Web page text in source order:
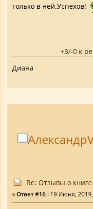
только в ней.Успехов!
+3/-0 к
Диана
Re: Отзывы о
«Ответ #16 : 19 Июня,